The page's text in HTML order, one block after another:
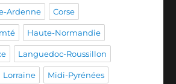
Ardenne Corse
Haute-Normandie
Languedoc-Roussillon
Lorraine Midi-Pyrénées